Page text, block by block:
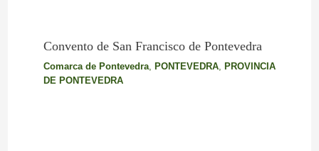
Convento de San Francisco de Pontevedra
Comarca de Pontevedra, PONTEVEDRA,
PROVINCIA
DE PONTEVEDRA